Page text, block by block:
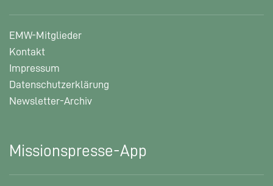
EMW-Mitglieder
Kontakt
Impressum
Datenschutzerklärung
Newsletter-Archiv
Missionspresse-App